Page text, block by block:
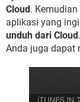
Cloud.
aplikasi yang
unduh dari Cloud
Anda juga dapat